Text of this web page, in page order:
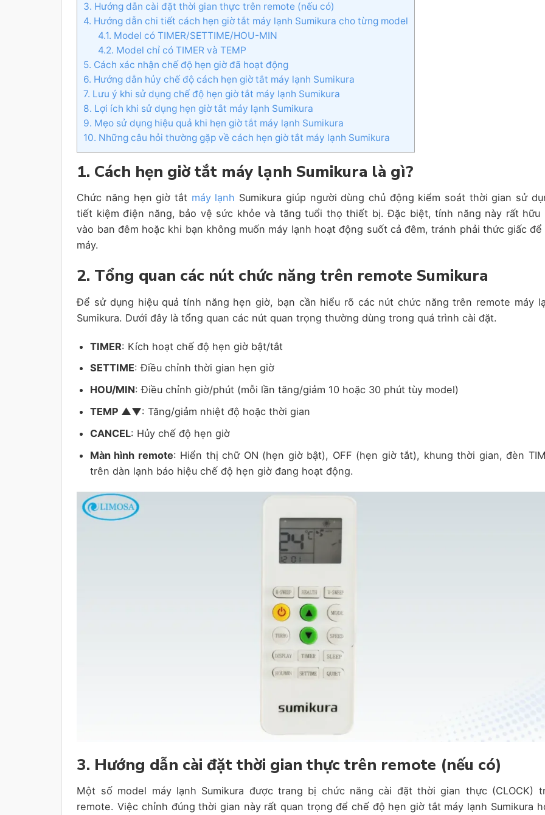
3. Hướng dẫn cài đặt thời gian thực trên remote (nếu có)
4. Hướng dẫn chi tiết cách hẹn giờ tắt máy lạnh Sumikura cho từng model
4.1. Model có TIMER/SETTIME/HOU-MIN
4.2. Model chỉ có TIMER và TEMP
5. Cách xác nhận chế độ hẹn giờ đã hoạt động
6. Hướng dẫn hủy chế độ cách hẹn giờ tắt máy lạnh Sumikura
7. Lưu ý khi sử dụng chế độ hẹn giờ tắt máy lạnh Sumikura
8. Lợi ích khi sử dụng hẹn giờ tắt máy lạnh Sumikura
9. Mẹo sử dụng hiệu quả khi hẹn giờ tắt máy lạnh Sumikura
10. Những câu hỏi thường gặp về cách hẹn giờ tắt máy lạnh Sumikura
1. Cách hẹn giờ tắt máy lạnh Sumikura là gì?
Chức năng hẹn giờ tắt máy lạnh Sumikura giúp người dùng chủ động kiểm soát thời gian sử
tiết kiệm điện năng, bảo vệ sức khỏe và tăng tuổi thọ thiết bị. Đặc biệt, tính năng này rất hữu
vào ban đêm hoặc khi bạn không muốn máy lạnh hoạt động suốt cả đêm, tránh phải thức giấc
máy.
2. Tổng quan các nút chức năng trên remote Sumikura
Để sử dụng hiệu quả tính năng hẹn giờ, bạn cần hiểu rõ các nút chức năng trên remote máy
Sumikura. Dưới đây là tổng quan các nút quan trọng thường dùng trong quá trình cài đặt.
TIMER: Kích hoạt chế độ hẹn giờ bật/tắt
SETTIME: Điều chỉnh thời gian hẹn giờ
HOU/MIN: Điều chỉnh giờ/phút (mỗi lần tăng/giảm 10 hoặc 30 phút tùy model)
TEMP ▲▼: Tăng/giảm nhiệt độ hoặc thời gian
CANCEL: Hủy chế độ hẹn giờ
Màn hình remote: Hiển thị chữ ON (hẹn giờ bật), OFF (hẹn giờ tắt), khung thời gian, đèn
trên dàn lạnh báo hiệu chế độ hẹn giờ đang hoạt động.
3. Hướng dẫn cài đặt thời gian thực trên remote (nếu có)
Một số model máy lạnh Sumikura được trang bị chức năng cài đặt thời gian thực (CLOCK)
remote. Việc chỉnh đúng thời gian này rất quan trọng để chế độ hẹn giờ tắt máy lạnh Sumikura